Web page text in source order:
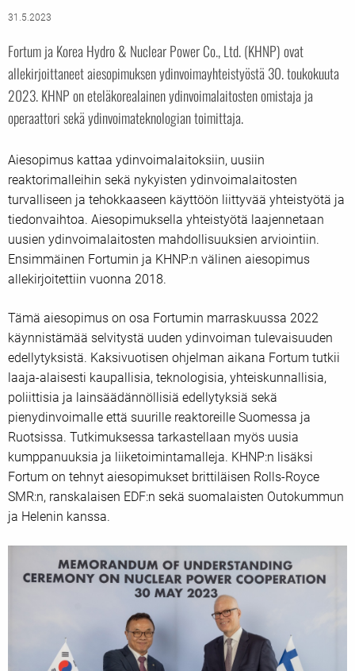
31.5.2023
Fortum ja Korea Hydro & Nuclear Power Co., Ltd. (KHNP) ovat
allekirjoittaneet aiesopimuksen ydinvoimayhteistyöstä 30. toukokuuta
2023. KHNP on eteläkorealainen ydinvoimalaitosten omistaja ja
operaattori sekä ydinvoimateknologian toimittaja.
Aiesopimus kattaa ydinvoimalaitoksiin, uusiin
reaktorimalleihin sekä nykyisten ydinvoimalaitosten
turvalliseen ja tehokkaaseen käyttöön liittyvää yhteistyötä ja
tiedonvaihtoa. Aiesopimuksella yhteistyötä laajennetaan
uusien ydinvoimalaitosten mahdollisuuksien arviointiin.
Ensimmäinen Fortumin ja KHNP:n välinen aiesopimus
allekirjoitettiin vuonna 2018.
Tämä aiesopimus on osa Fortumin marraskuussa 2022
käynnistämää selvitystä uuden ydinvoiman tulevaisuuden
edellytyksistä. Kaksivuotisen ohjelman aikana Fortum tutkii
laaja-alaisesti kaupallisia, teknologisia, yhteiskunnallisia,
poliittisia ja lainsäädännöllisiä edellytyksiä sekä
pienydinvoimalle että suurille reaktoreille Suomessa ja
Ruotsissa. Tutkimuksessa tarkastellaan myös uusia
kumppanuuksia ja liiketoimintamalleja. KHNP:n lisäksi
Fortum on tehnyt aiesopimukset brittiläisen Rolls-Royce
SMR:n, ranskalaisen EDF:n sekä suomalaisten Outokummun
ja Helenin kanssa.